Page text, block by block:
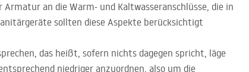
an die Warm- und Kaltwasseranschlüsse, die in
sollten diese Aspekte berücksichtigt
das heißt, sofern nichts dagegen spricht, läge
niedriger anzuordnen, also um die